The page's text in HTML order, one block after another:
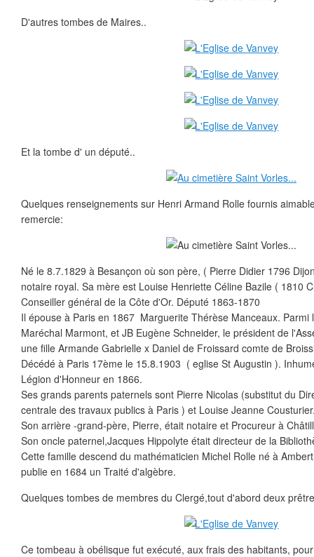
D'autres tombes de Maires..
Et la tombe d' un député..
Quelques renseignements sur Henri Armand Rolle fournis
remercie:
Né le 8.7.1829 à Besançon où son père, ( Pierre Didier 1796
notaire royal. Sa mère est Louise Henriette Céline Bazile ( 1810
Conseiller général de la Côte d'Or. Député 1863-1870
Il épouse à Paris en 1867 Marguerite Thérèse Manceaux. Parmi
Maréchal Marmont, et JB Eugène Schneider, le président de
une fille Armande Gabrielle x Daniel de Froissard comte de
Décédé à Paris 17ème le 15.8.1903 ( eglise St Augustin ).
Légion d'Honneur en 1866.
Ses grands parents paternels sont Pierre Nicolas (substitut du
centrale des travaux publics à Paris ) et Louise Jeanne
Son arrière -grand-père, Pierre, était notaire et Procureur à
Son oncle paternel,Jacques Hippolyte était directeur de la
Cette famille descend du mathématicien Michel Rolle né à
publie en 1684 un Traité d'algèbre.
Quelques tombes de membres du Clergé,tout d'abord deux
Ce tombeau à obélisque fut exécuté, aux frais des habitants,